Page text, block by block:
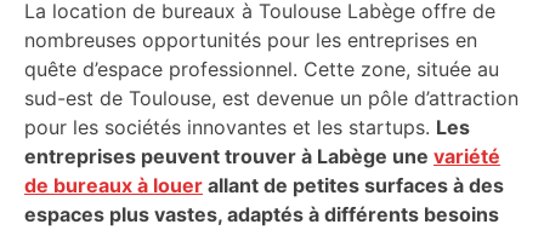
La location de bureaux à Toulouse Labège offre de
nombreuses opportunités pour les entreprises en
quête d’espace professionnel. Cette zone, située au
sud-est de Toulouse, est devenue un pôle d’attraction
pour les sociétés innovantes et les startups. Les
entreprises peuvent trouver à Labège une variété
de bureaux à louer allant de petites surfaces à des
espaces plus vastes, adaptés à différents besoins